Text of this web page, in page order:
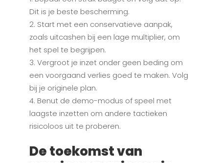
Dit is je beste bescherming.
Start met een conservatieve aanpak,
zoals uitcashen bij een lage multiplier, om
het spel te begrijpen.
Vergroot je inzet onder geen beding om
een voorgaand verlies goed te maken. Volg
bij je originele plan.
Benut de demo-modus of speel met
laagste inzetten om andere tactieken
risicoloos uit te proberen.
De toekomst van